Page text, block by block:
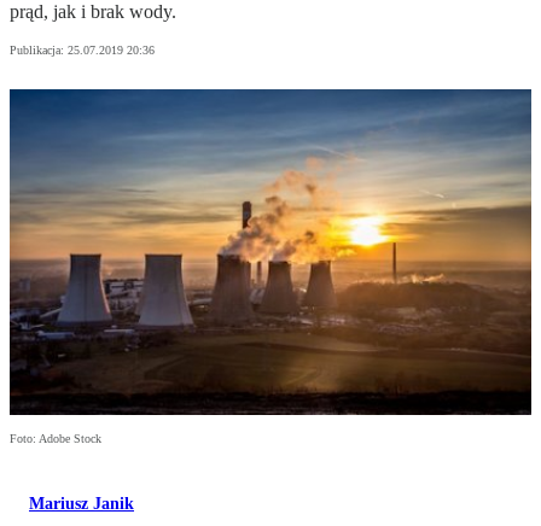
prąd, jak i brak wody.
Publikacja: 25.07.2019 20:36
Foto: Adobe Stock
Mariusz Janik